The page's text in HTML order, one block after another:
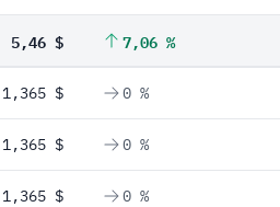
5,46 $ 7,06 %
1,365 $ 0 %
1,365 $ 0 %
1,365 $ 0 %